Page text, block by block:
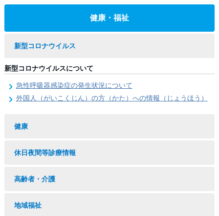
健康・福祉
新型コロナウイルス
新型コロナウイルスについて
急性呼吸器感染症の発生状況について
外国人（がいこくじん）の方（かた）への情報（じょうほう）
健康
休日夜間等診療情報
高齢者・介護
地域福祉